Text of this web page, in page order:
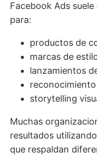
Facebook Ads
para:
productos de
marcas de
lanzamientos
storytelling
Muchas
resultados
que respaldan